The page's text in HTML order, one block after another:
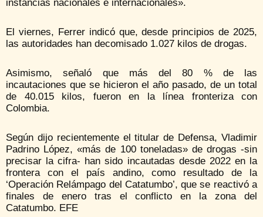
instancias nacionales e internacionales».
El viernes, Ferrer indicó que, desde principios de 2025,
las autoridades han decomisado 1.027 kilos de drogas.
Asimismo, señaló que más del 80 % de las
incautaciones que se hicieron el año pasado, de un total
de 40.015 kilos, fueron en la línea fronteriza con
Colombia.
Según dijo recientemente el titular de Defensa, Vladimir
Padrino López, «más de 100 toneladas» de drogas -sin
precisar la cifra- han sido incautadas desde 2022 en la
frontera con el país andino, como resultado de la
‘Operación Relámpago del Catatumbo’, que se reactivó a
finales de enero tras el conflicto en la zona del
Catatumbo. EFE